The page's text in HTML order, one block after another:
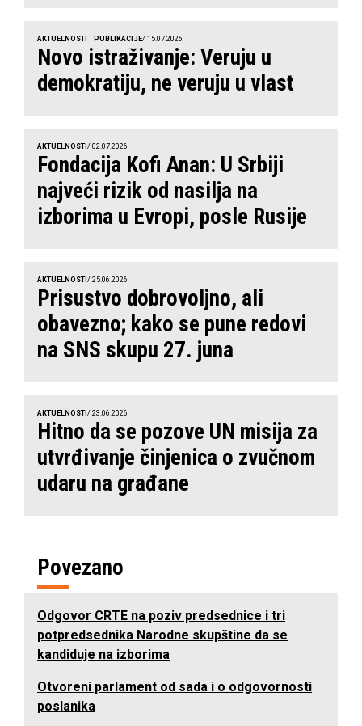
AKTUELNOSTI PUBLIKACIJE/ 15.07.2026
Novo istraživanje: Veruju u
demokratiju, ne veruju u vlast
AKTUELNOSTI / 02.07.2026
Fondacija Kofi Anan: U Srbiji
najveći rizik od nasilja na
izborima u Evropi, posle Rusije
AKTUELNOSTI / 25.06.2026
Prisustvo dobrovoljno, ali
obavezno; kako se pune redovi
na SNS skupu 27. juna
AKTUELNOSTI / 23.06.2026
Hitno da se pozove UN misija za
utvrđivanje činjenica o zvučnom
udaru na građane
Povezano
Odgovor CRTE na poziv predsednice i tri
potpredsednika Narodne skupštine da se
kandiduje na izborima
Otvoreni parlament od sada i o odgovornosti
poslanika